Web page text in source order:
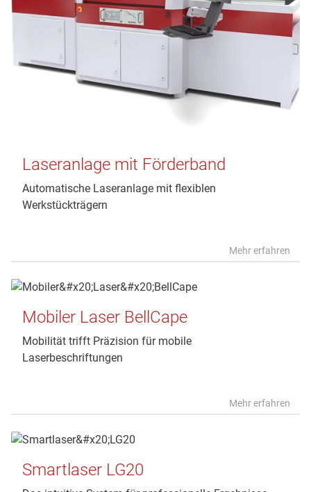
Laseranlage mit Förderband
Automatische Laseranlage mit flexiblen
Werkstückträgern
Mehr erfahren
Mobiler Laser BellCape
Mobilität trifft Präzision für mobile
Laserbeschriftungen
Mehr erfahren
Smartlaser LG20